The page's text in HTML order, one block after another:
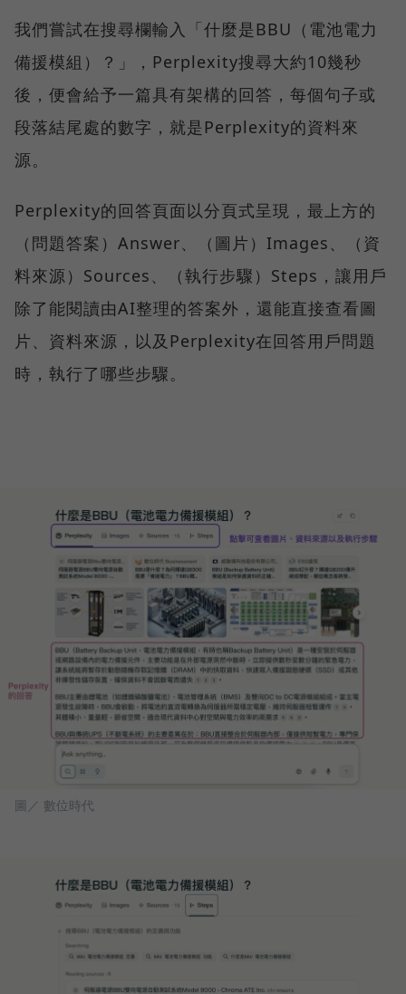
我們嘗試在搜尋欄輸入「什麼是BBU（電池電力
備援模組）？」，Perplexity搜尋大約10幾秒
後，便會給予一篇具有架構的回答，每個句子或
段落結尾處的數字，就是Perplexity的資料來
源。
Perplexity的回答頁面以分頁式呈現，最上方的
（問題答案）Answer、（圖片）Images、（資
料來源）Sources、（執行步驟）Steps，讓用戶
除了能閱讀由AI整理的答案外，還能直接查看圖
片、資料來源，以及Perplexity在回答用戶問題
時，執行了哪些步驟。
圖／ 數位時代